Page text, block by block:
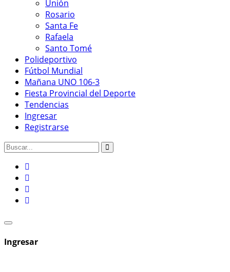
Unión
Rosario
Santa Fe
Rafaela
Santo Tomé
Polideportivo
Fútbol Mundial
Mañana UNO 106-3
Fiesta Provincial del Deporte
Tendencias
Ingresar
Registrarse
Ingresar